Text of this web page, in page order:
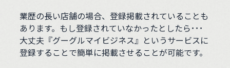
業歴の長い店舗の場合、登録掲載されていることも
あります。もし登録されていなかったとしたら･･･
大丈夫『グーグルマイビジネス』というサービスに
登録することで簡単に掲載させることが可能です。